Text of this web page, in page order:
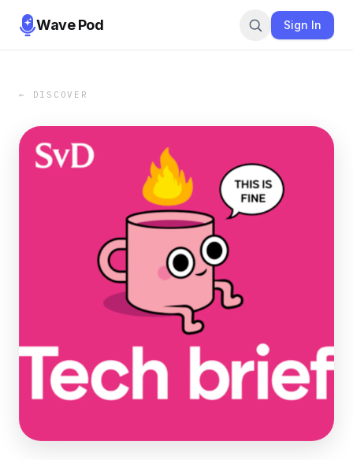
Wave Pod Sign In
← DISCOVER